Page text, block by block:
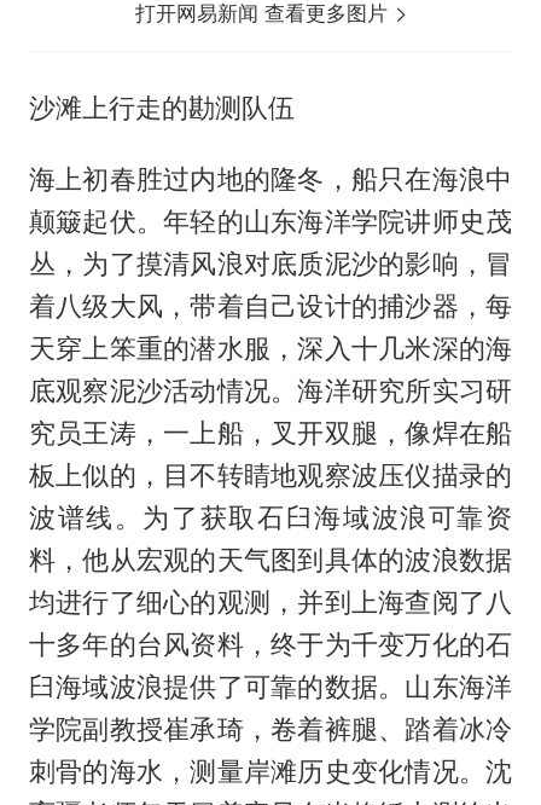
打开网易新闻 查看更多图片
沙滩上行走的勘测队伍
海上初春胜过内地的隆冬，船只在海浪中
颠簸起伏。年轻的山东海洋学院讲师史茂
丛，为了摸清风浪对底质泥沙的影响，冒
着八级大风，带着自己设计的捕沙器，每
天穿上笨重的潜水服，深入十几米深的海
底观察泥沙活动情况。海洋研究所实习研
究员王涛，一上船，叉开双腿，像焊在船
板上似的，目不转睛地观察波压仪描录的
波谱线。为了获取石臼海域波浪可靠资
料，他从宏观的天气图到具体的波浪数据
均进行了细心的观测，并到上海查阅了八
十多年的台风资料，终于为千变万化的石
臼海域波浪提供了可靠的数据。山东海洋
学院副教授崔承琦，卷着裤腿、踏着冰冷
刺骨的海水，测量岸滩历史变化情况。沈